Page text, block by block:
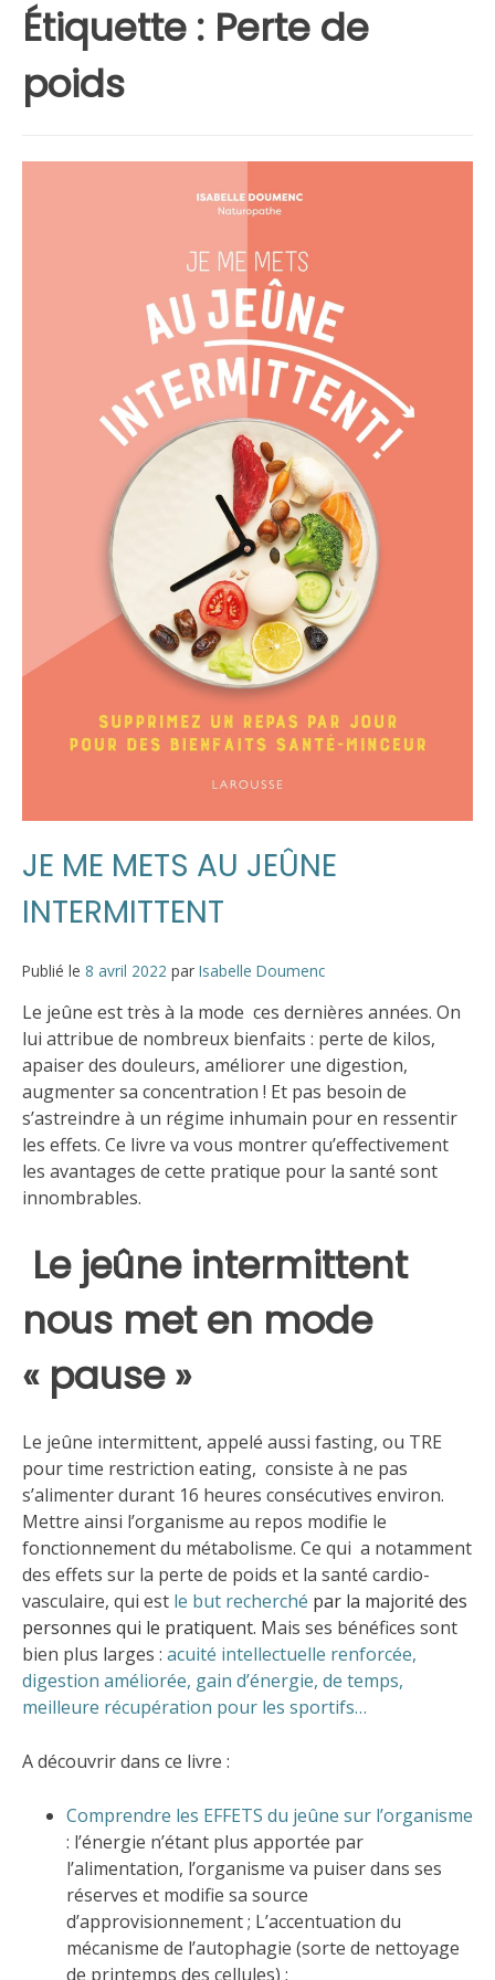
Étiquette : Perte de
poids
JE ME METS AU JEÛNE
INTERMITTENT
Publié le 8 avril 2022 par Isabelle Doumenc
Le jeûne est très à la mode ces dernières années. On
lui attribue de nombreux bienfaits : perte de kilos,
apaiser des douleurs, améliorer une digestion,
augmenter sa concentration ! Et pas besoin de
s’astreindre à un régime inhumain pour en ressentir
les effets. Ce livre va vous montrer qu’effectivement
les avantages de cette pratique pour la santé sont
innombrables.
Le jeûne intermittent
nous met en mode
« pause »
Le jeûne intermittent, appelé aussi fasting, ou TRE
pour time restriction eating, consiste à ne pas
s’alimenter durant 16 heures consécutives environ.
Mettre ainsi l’organisme au repos modifie le
fonctionnement du métabolisme. Ce qui a notamment
des effets sur la perte de poids et la santé cardio-
vasculaire, qui est le but recherché par la majorité des
personnes qui le pratiquent. Mais ses bénéfices sont
bien plus larges : acuité intellectuelle renforcée,
digestion améliorée, gain d’énergie, de temps,
meilleure récupération pour les sportifs…
A découvrir dans ce livre :
Comprendre les EFFETS du jeûne sur l’organisme
: l’énergie n’étant plus apportée par
l’alimentation, l’organisme va puiser dans ses
réserves et modifie sa source
d’approvisionnement ; L’accentuation du
mécanisme de l’autophagie (sorte de nettoyage
de printemps des cellules) ;